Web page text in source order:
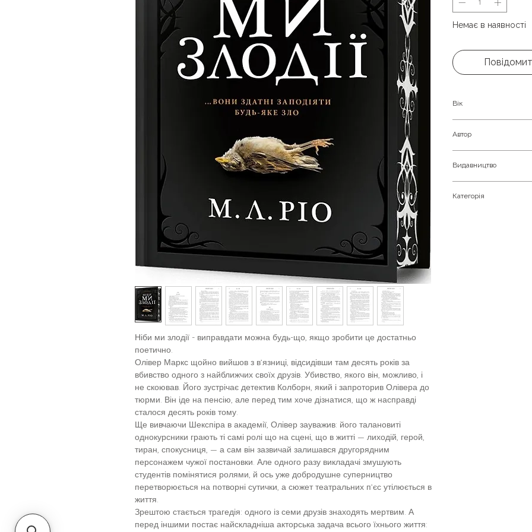
Ніби ми злодії - виправдати можна будь-що, якщо зробити це достатньо
поетично.
Олівер Маркс щойно вийшов з в’язниці, відсидівши там десять років за
вбивство одного з найближчих своїх друзів. Убивство, якого він, можливо, і
не скоював. Його зустрічає детектив Колборн, який і запроторив Олівера до
тюрми. Він іде на пенсію, але перед тим хоче дізнатися, що ж насправді
сталося десять років тому.
Ще вивчаючи Шекспіра в академії, Олівер зауважив: його талановиті
однокурсники грають ті самі ролі що на сцені, що в житті — лиходій, герой,
тиран, спокусниця, — а сам він зазвичай залишався другорядним
персонажем чужої постановки. Але одного разу викладачі змушують
студентів помінятися ролями, й ось уже добродушне суперництво
перетворюється на потворні сутички, а сюжет театральних п’єс утілюється в
життя.
Зрештою стається трагедія: одного із семи друзів знаходять мертвим. А
перед іншими постає найскладніша акторська задача всього їхнього життя:
Немає в наявності
Вік
Автор
Видавництво
Категорія